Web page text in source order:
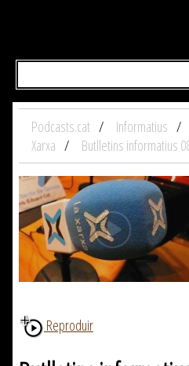
Podcasts.cat Informatius
Xarxa
Butlletins informatius
Reproduir